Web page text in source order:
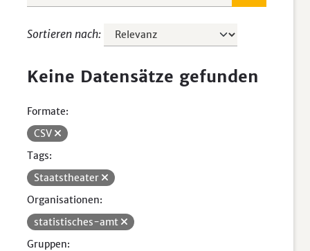
Sortieren nach
Keine Datensätze gefunden
Formate:
CSV
Tags:
Staatstheater
Organisationen:
statistisches-amt
Gruppen: